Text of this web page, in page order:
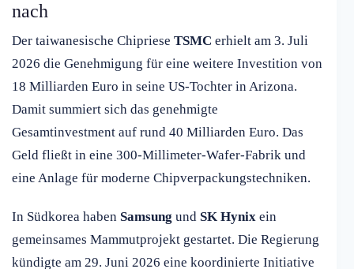
nach
Der taiwanesische Chipriese TSMC erhielt am 3. Juli
2026 die Genehmigung für eine weitere Investition von
18 Milliarden Euro in seine US-Tochter in Arizona.
Damit summiert sich das genehmigte
Gesamtinvestment auf rund 40 Milliarden Euro. Das
Geld fließt in eine 300-Millimeter-Wafer-Fabrik und
eine Anlage für moderne Chipverpackungstechniken.
In Südkorea haben Samsung und SK Hynix ein
gemeinsames Mammutprojekt gestartet. Die Regierung
kündigte am 29. Juni 2026 eine koordinierte Initiative